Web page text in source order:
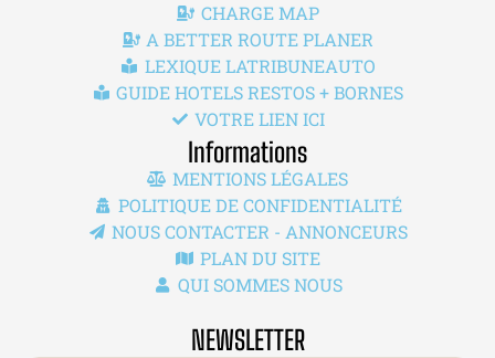
CHARGE MAP
A BETTER ROUTE PLANER
LEXIQUE LATRIBUNEAUTO
GUIDE HOTELS RESTOS + BORNES
VOTRE LIEN ICI
Informations
MENTIONS LÉGALES
POLITIQUE DE CONFIDENTIALITÉ
NOUS CONTACTER - ANNONCEURS
PLAN DU SITE
QUI SOMMES NOUS
NEWSLETTER